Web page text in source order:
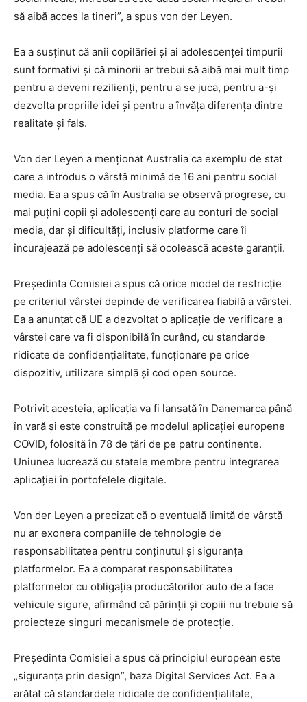
să aibă acces la tineri”, a spus von der Leyen.
Ea a susținut că anii copilăriei și ai adolescenței timpurii
sunt formativi și că minorii ar trebui să aibă mai mult timp
pentru a deveni rezilienți, pentru a se juca, pentru a-și
dezvolta propriile idei și pentru a învăța diferența dintre
realitate și fals.
Von der Leyen a menționat Australia ca exemplu de stat
care a introdus o vârstă minimă de 16 ani pentru social
media. Ea a spus că în Australia se observă progrese, cu
mai puțini copii și adolescenți care au conturi de social
media, dar și dificultăți, inclusiv platforme care îi
încurajează pe adolescenți să ocolească aceste garanții.
Președinta Comisiei a spus că orice model de restricție
pe criteriul vârstei depinde de verificarea fiabilă a vârstei.
Ea a anunțat că UE a dezvoltat o aplicație de verificare a
vârstei care va fi disponibilă în curând, cu standarde
ridicate de confidențialitate, funcționare pe orice
dispozitiv, utilizare simplă și cod open source.
Potrivit acesteia, aplicația va fi lansată în Danemarca până
în vară și este construită pe modelul aplicației europene
COVID, folosită în 78 de țări de pe patru continente.
Uniunea lucrează cu statele membre pentru integrarea
aplicației în portofelele digitale.
Von der Leyen a precizat că o eventuală limită de vârstă
nu ar exonera companiile de tehnologie de
responsabilitatea pentru conținutul și siguranța
platformelor. Ea a comparat responsabilitatea
platformelor cu obligația producătorilor auto de a face
vehicule sigure, afirmând că părinții și copiii nu trebuie să
proiecteze singuri mecanismele de protecție.
Președinta Comisiei a spus că principiul european este
„siguranța prin design”, baza Digital Services Act. Ea a
arătat că standardele ridicate de confidențialitate,